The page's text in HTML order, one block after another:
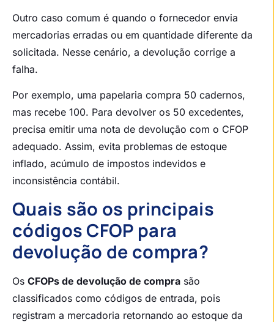
Outro caso comum é quando o fornecedor envia
mercadorias erradas ou em quantidade diferente da
solicitada. Nesse cenário, a devolução corrige a
falha.
Por exemplo, uma papelaria compra 50 cadernos,
mas recebe 100. Para devolver os 50 excedentes,
precisa emitir uma nota de devolução com o CFOP
adequado. Assim, evita problemas de estoque
inflado, acúmulo de impostos indevidos e
inconsistência contábil.
Quais são os principais
códigos CFOP para
devolução de compra?
Os CFOPs de devolução de compra são
classificados como códigos de entrada, pois
registram a mercadoria retornando ao estoque da